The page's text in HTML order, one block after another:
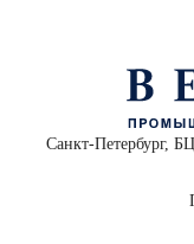
Санкт-Петербург,